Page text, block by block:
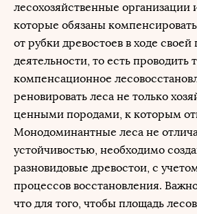
лесохозяйственные организации
которые обязаны
от рубки древостоев в ходе
деятельности, то есть проводить
компенсационное
реновировать леса не только
ценными породами, к которым
Монодоминантные леса не
устойчивостью, необходимо
разновидовые древостои, с
процессов восстановления.
что для того, чтобы площадь